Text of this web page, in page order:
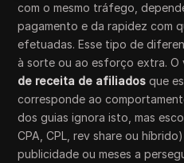
com o mesmo tráfego,
pagamento e da rapidez com
efetuadas. Esse tipo de
à sorte ou ao esforço extra.
de receita de afiliados que
corresponde ao
dos guias ignora isto, mas
CPA, CPL, rev share ou
publicidade ou meses a